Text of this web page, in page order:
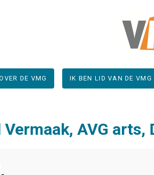
DE VMG IK BEN LID VAN DE VMG
AVG arts,